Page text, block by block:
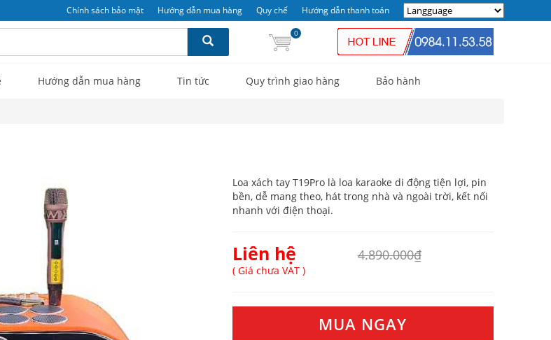
Chính sách bảo mật Hướng dẫn mua hàng Quy chế Hướng dẫn thanh toán
0
Hướng dẫn mua hàng Tin tức Quy trình giao hàng Bảo hành
Loa xách tay T19Pro là loa karaoke di động tiện lợi, pin
bền, dễ mang theo, hát trong nhà và ngoài trời, kết nối
nhanh với điện thoại.
Liên hệ 4.890.000₫
( Giá chưa VAT )
MUA NGAY